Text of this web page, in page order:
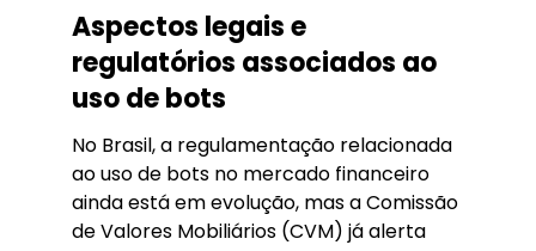
Aspectos legais e
regulatórios associados ao
uso de bots
No Brasil, a regulamentação relacionada
ao uso de bots no mercado financeiro
ainda está em evolução, mas a Comissão
de Valores Mobiliários (CVM) já alerta